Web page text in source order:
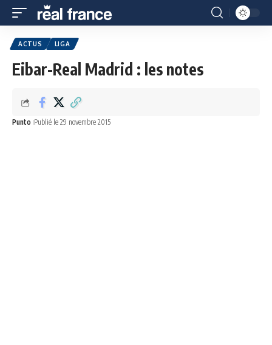
ACTUS LIGA
Eibar-Real Madrid : les notes
Punto Publié le 29 novembre 2015